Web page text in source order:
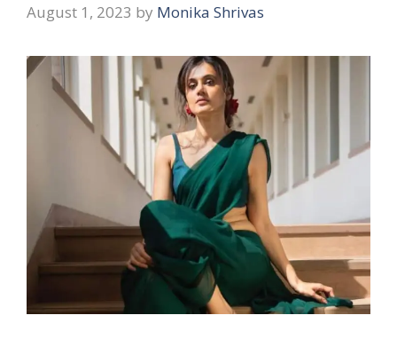
August 1, 2023 by Monika Shrivas